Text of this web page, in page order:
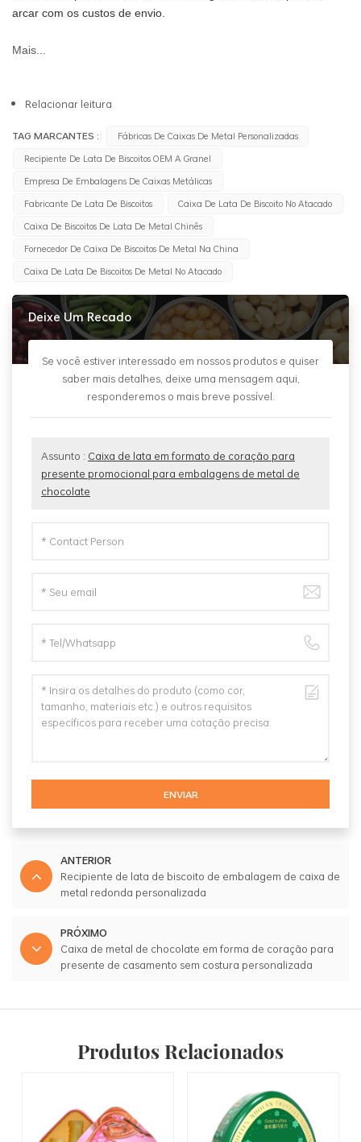
arcar com os custos de envio.
Mais...
Relacionar leitura
TAG MARCANTES :
Fábricas De Caixas De Metal Personalizadas
Recipiente De Lata De Biscoitos OEM A Granel
Empresa De Embalagens De Caixas Metálicas
Fabricante De Lata De Biscoitos
Caixa De Lata De Biscoito No Atacado
Caixa De Biscoitos De Lata De Metal Chinês
Fornecedor De Caixa De Biscoitos De Metal Na China
Caixa De Lata De Biscoitos De Metal No Atacado
Deixe Um Recado
Se você estiver interessado em nossos produtos e quiser
saber mais detalhes, deixe uma mensagem aqui,
responderemos o mais breve possível.
Assunto : Caixa de lata em formato de coração para
presente promocional para embalagens de metal de
chocolate
ENVIAR
ANTERIOR
Recipiente de lata de biscoito de embalagem de caixa de
metal redonda personalizada
PRÓXIMO
Caixa de metal de chocolate em forma de coração para
presente de casamento sem costura personalizada
Produtos Relacionados